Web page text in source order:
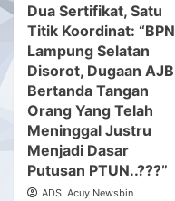
Dua Sertifikat, Satu
Titik Koordinat: “BPN
Lampung Selatan
Disorot, Dugaan AJB
Bertanda Tangan
Orang Yang Telah
Meninggal Justru
Menjadi Dasar
Putusan PTUN..???”
ADS. Acuy Newsbin